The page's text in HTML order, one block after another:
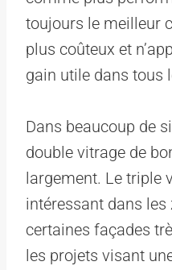
toujours le meilleur
plus coûteux et
gain utile dans tous
Dans beaucoup de
double vitrage de
largement. Le triple
intéressant dans
certaines façades
les projets visant